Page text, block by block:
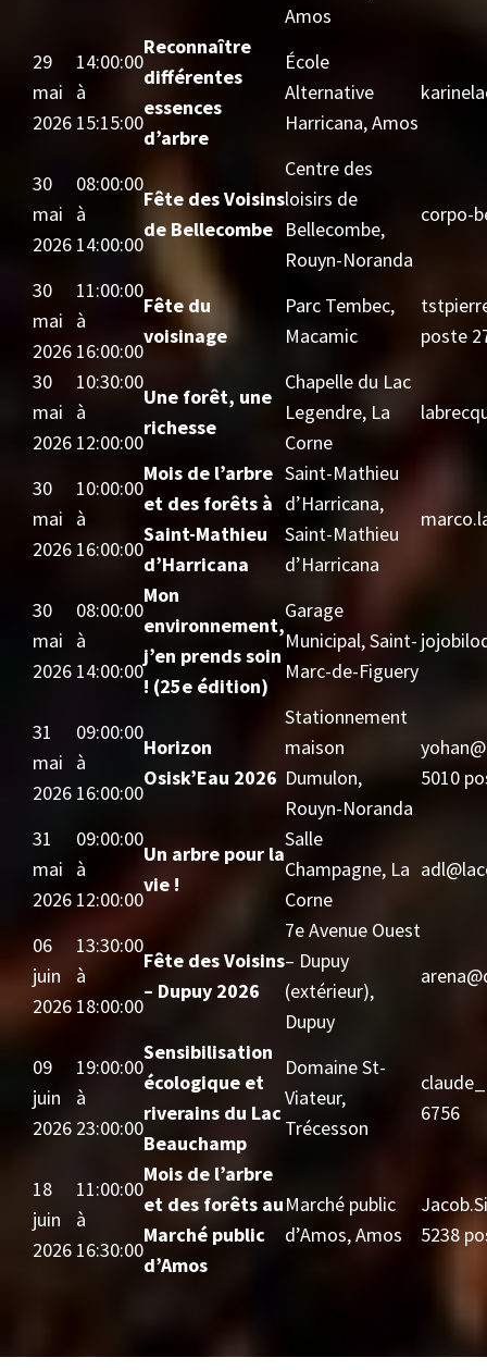
Amos
29
mai
2026
14:00:00
à
15:15:00
Reconnaître
différentes
essences
d’arbre
École
Alternative
Harricana, Amos
30
mai
2026
08:00:00
à
14:00:00
Fête des Voisins
de Bellecombe
Centre des
loisirs de
Bellecombe,
Rouyn-Noranda
corpo-
30
mai
2026
11:00:00
à
16:00:00
Fête du
voisinage
Parc Tembec,
Macamic
poste
30
mai
2026
10:30:00
à
12:00:00
Une forêt, une
richesse
Chapelle du Lac
Legendre, La
Corne
30
mai
2026
10:00:00
à
16:00:00
Mois de l’arbre
et des forêts à
Saint-Mathieu
d’Harricana
Saint-Mathieu
d’Harricana,
Saint-Mathieu
d’Harricana
30
mai
2026
08:00:00
à
14:00:00
Mon
environnement,
j’en prends soin
! (25e édition)
Garage
Municipal, Saint-
Marc-de-Figuery
31
mai
2026
09:00:00
à
16:00:00
Horizon
Osisk’Eau 2026
Stationnement
maison
Dumulon,
Rouyn-Noranda
5010
31
mai
2026
09:00:00
à
12:00:00
Un arbre pour la
vie !
Salle
Champagne, La
Corne
06
juin
2026
13:30:00
à
18:00:00
Fête des Voisins
– Dupuy 2026
7e Avenue Ouest
– Dupuy
(extérieur),
Dupuy
09
juin
2026
19:00:00
à
23:00:00
Sensibilisation
écologique et
riverains du Lac
Beauchamp
Domaine St-
Viateur,
Trécesson
6756
18
juin
2026
11:00:00
à
16:30:00
Mois de l’arbre
et des forêts au
Marché public
d’Amos
Marché public
d’Amos, Amos
5238